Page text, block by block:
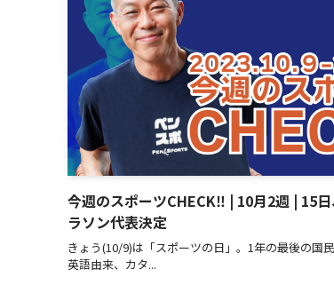
今週のスポーツCHECK‼ | 10月2週 | 15
ラソン代表決定
きょう(10/9)は「スポーツの日」。1年の最後の国
英語由来、カタ...